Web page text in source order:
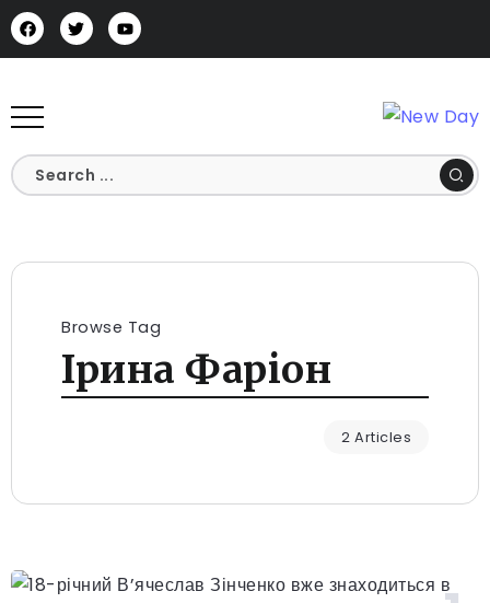
Browse Tag
Ірина Фаріон
2 Articles